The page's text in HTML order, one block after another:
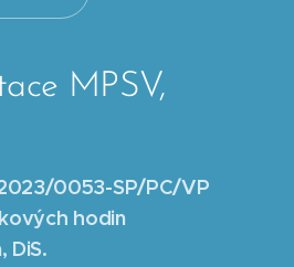
MPSV,
0053-SP/PC/VP
hodin
DiS.